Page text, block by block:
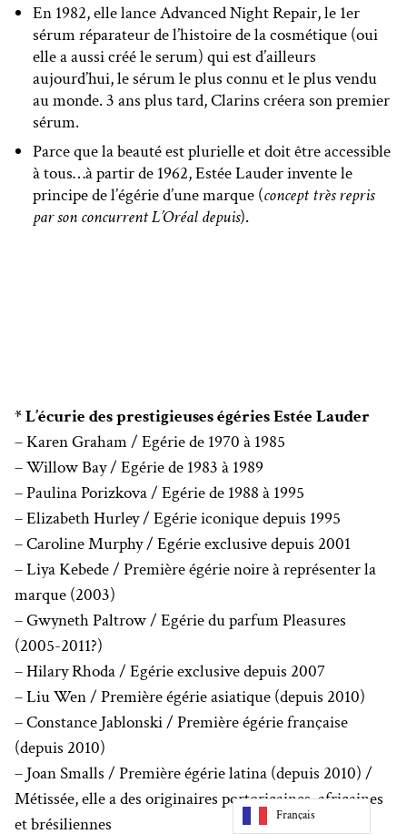
En 1982, elle lance Advanced Night Repair, le 1er
sérum réparateur de l’histoire de la cosmétique (oui
elle a aussi créé le serum) qui est d’ailleurs
aujourd’hui, le sérum le plus connu et le plus vendu
au monde. 3 ans plus tard, Clarins créera son premier
sérum.
Parce que la beauté est plurielle et doit être accessible
à tous…à partir de 1962, Estée Lauder invente le
principe de l’égérie d’une marque (concept très repris
par son concurrent L’Oréal depuis).
* L’écurie des prestigieuses égéries Estée Lauder
– Karen Graham / Egérie de 1970 à 1985
– Willow Bay / Egérie de 1983 à 1989
– Paulina Porizkova / Egérie de 1988 à 1995
– Elizabeth Hurley / Egérie iconique depuis 1995
– Caroline Murphy / Egérie exclusive depuis 2001
– Liya Kebede / Première égérie noire à représenter la
marque (2003)
– Gwyneth Paltrow / Egérie du parfum Pleasures
(2005-2011?)
– Hilary Rhoda / Egérie exclusive depuis 2007
– Liu Wen / Première égérie asiatique (depuis 2010)
– Constance Jablonski / Première égérie française
(depuis 2010)
– Joan Smalls / Première égérie latina (depuis 2010) /
Métissée, elle a des originaires portoricaines, africaines
et brésiliennes
Français